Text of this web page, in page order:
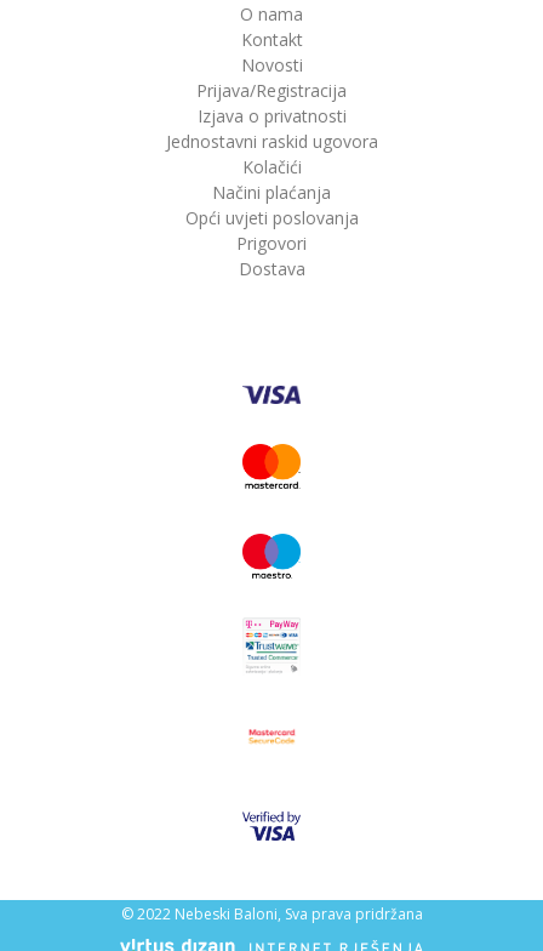
O nama
Kontakt
Novosti
Prijava/Registracija
Izjava o privatnosti
Jednostavni raskid ugovora
Kolačići
Načini plaćanja
Opći uvjeti poslovanja
Prigovori
Dostava
© 2022 Nebeski Baloni, Sva prava pridržana